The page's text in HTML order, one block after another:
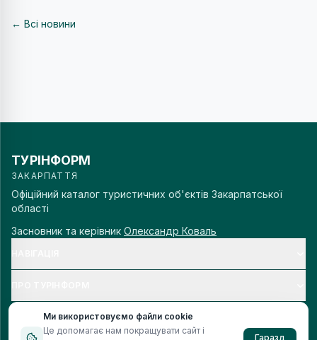
← Всі новини
ТУРІНФОРМ
ЗАКАРПАТТЯ
Офіційний каталог туристичних об'єктів Закарпатської
області
Засновник та керівник Олександр Коваль
Ми використовуємо файли cookie
Це допомагає нам покращувати сайт і
Гаразд